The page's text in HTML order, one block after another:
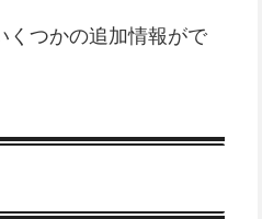
くつかの追加情報がで